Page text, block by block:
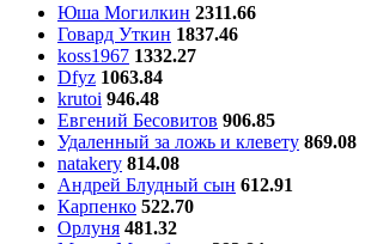
Юша Могилкин 2311.66
Говард Уткин 1837.46
koss1967 1332.27
Dfyz 1063.84
krutoi 946.48
Евгений Бесовитов 906.85
Удаленный за ложь и клевету 869.08
natakery 814.08
Андрей Блудный сын 612.91
Карпенко 522.70
Орлуня 481.32